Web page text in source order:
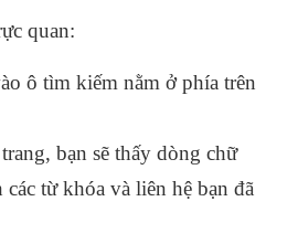
quan:
ô tìm kiếm nằm ở phía trên
bạn sẽ thấy dòng chữ
từ khóa và liên hệ bạn đã